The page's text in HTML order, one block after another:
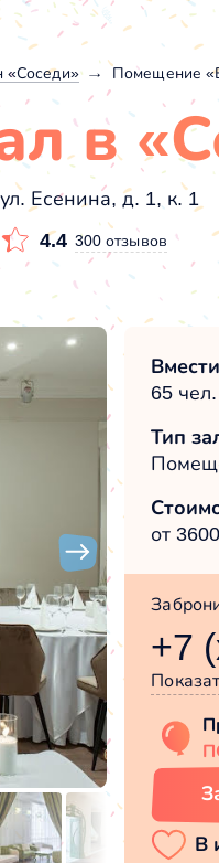
«Соседи» Помещение
в
Есенина, д. 1, к. 1
4.4 300 отзывов
65 чел.
Тип
от
+7